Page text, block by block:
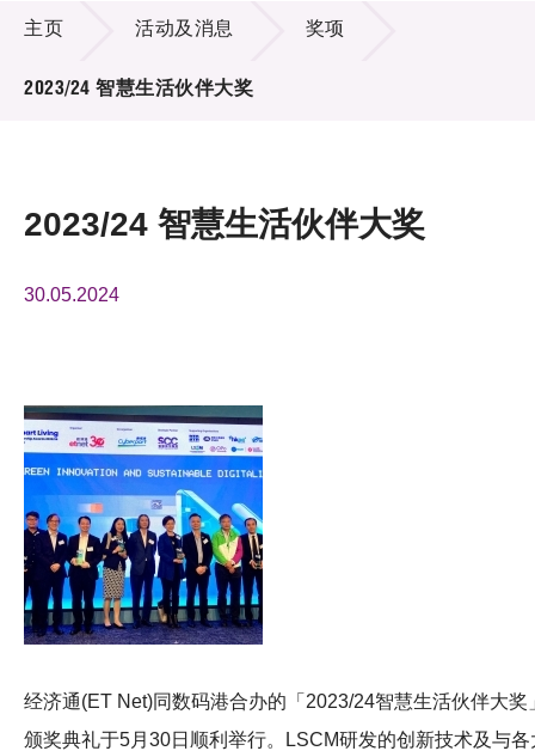
技术商品化
项目及资助计划
科技分享
会籍
活动及消息
主页 活动及消息 奖项
2023/24 智慧生活伙伴大奖
2023/24 智慧生活伙伴大奖
30.05.2024
经济通(ET Net)同数码港合办的「2023/24智慧生活伙伴大奖
颁奖典礼于5月30日顺利举行。LSCM研发的创新技术及与各